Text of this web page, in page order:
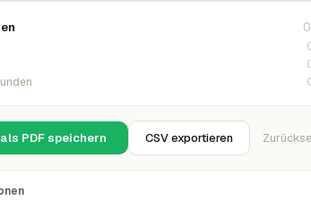
PDF speichern CSV exportieren